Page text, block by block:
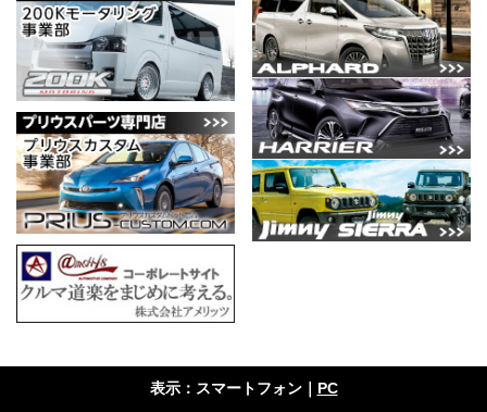
表示：スマートフォン｜ PC